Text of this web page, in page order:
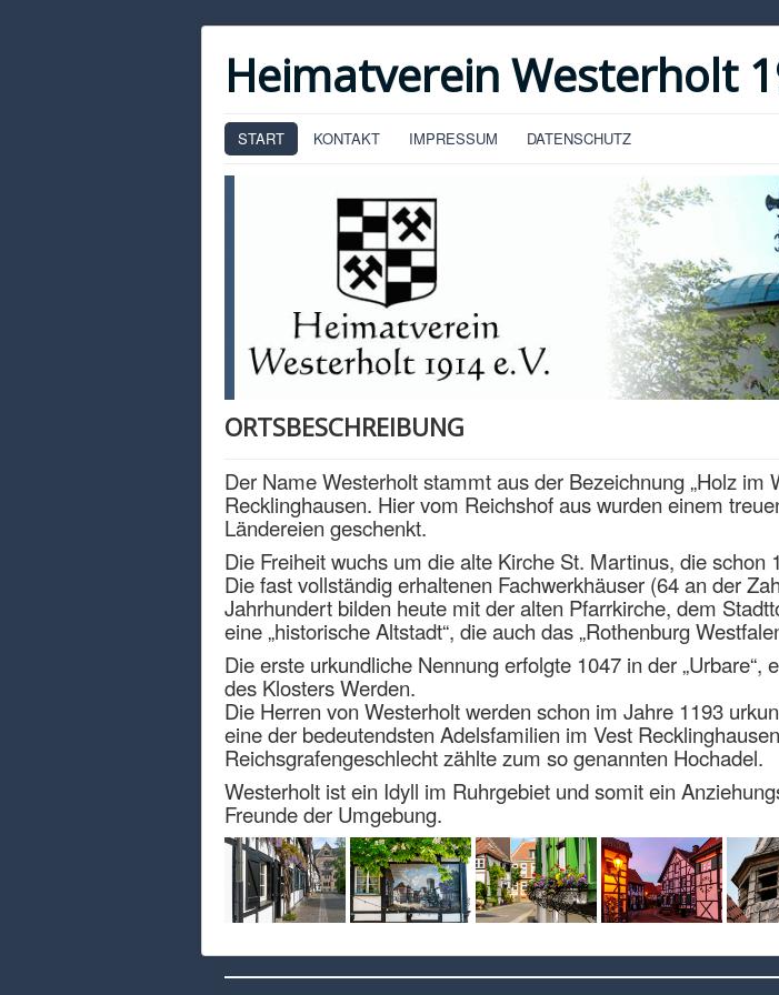
Heimatverein Westerholt
START KONTAKT IMPRESSUM DATENSCHUTZ
ORTSBESCHREIBUNG
Der Name Westerholt stammt aus der Bezeichnung „Holz im
Recklinghausen. Hier vom Reichshof aus wurden einem
Ländereien geschenkt.
Die Freiheit wuchs um die alte Kirche St. Martinus, die schon
Die fast vollständig erhaltenen Fachwerkhäuser (64 an der
Jahrhundert bilden heute mit der alten Pfarrkirche, dem
eine „historische Altstadt“, die auch das „Rothenburg
Die erste urkundliche Nennung erfolgte 1047 in der „Urbare“,
des Klosters Werden.
Die Herren von Westerholt werden schon im Jahre 1193
eine der bedeutendsten Adelsfamilien im Vest
Reichsgrafengeschlecht zählte zum so genannten Hochadel.
Westerholt ist ein Idyll im Ruhrgebiet und somit ein
Freunde der Umgebung.